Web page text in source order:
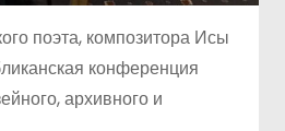
поэта, композитора Исы
конференция
архивного и